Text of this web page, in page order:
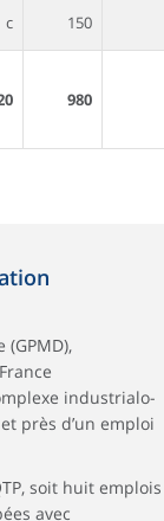
c 150
980
industrialo-
près d’un emploi
soit huit emplois
avec